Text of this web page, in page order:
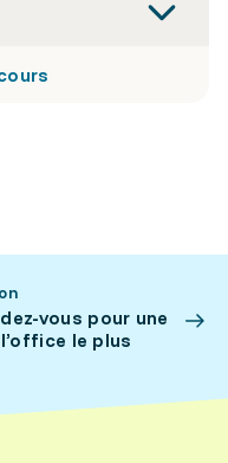
vous pour une
le plus